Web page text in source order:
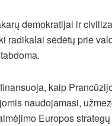
demokratijai ir
radikalai sėdėtų prie
kaip
naudojamasi,
Europos